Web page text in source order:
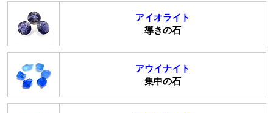
アイオライト
導きの石
アウイナイト
集中の石